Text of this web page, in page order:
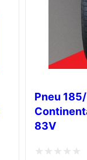
Pneu
83V